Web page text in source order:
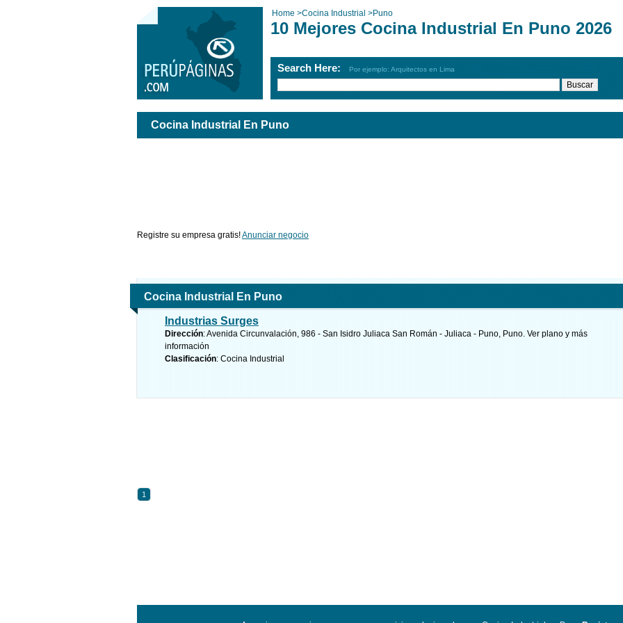
Home >Cocina Industrial >Puno
10 Mejores Cocina Industrial En Puno 2026
Search Here: Por ejemplo: Arquitectos en Lima
Cocina Industrial En Puno
Registre su empresa gratis!Anunciar negocio
Cocina Industrial En Puno
Industrias Surges
Dirección: Avenida Circunvalación, 986 - San Isidro Juliaca San Román - Juliaca - Puno, Puno. Ver plano y más
información
Clasificación: Cocina Industrial
1